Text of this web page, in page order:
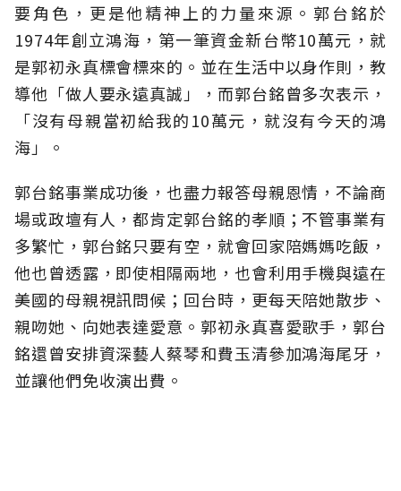
要角色，更是他精神上的力量來源。郭台銘於
1974年創立鴻海，第一筆資金新台幣10萬元，就
是郭初永真標會標來的。並在生活中以身作則，教
導他「做人要永遠真誠」，而郭台銘曾多次表示，
「沒有母親當初給我的10萬元，就沒有今天的鴻
海」。
郭台銘事業成功後，也盡力報答母親恩情，不論商
場或政壇有人，都肯定郭台銘的孝順；不管事業有
多繁忙，郭台銘只要有空，就會回家陪媽媽吃飯，
他也曾透露，即使相隔兩地，也會利用手機與遠在
美國的母親視訊問候；回台時，更每天陪她散步、
親吻她、向她表達愛意。郭初永真喜愛歌手，郭台
銘還曾安排資深藝人蔡琴和費玉清參加鴻海尾牙，
並讓他們免收演出費。